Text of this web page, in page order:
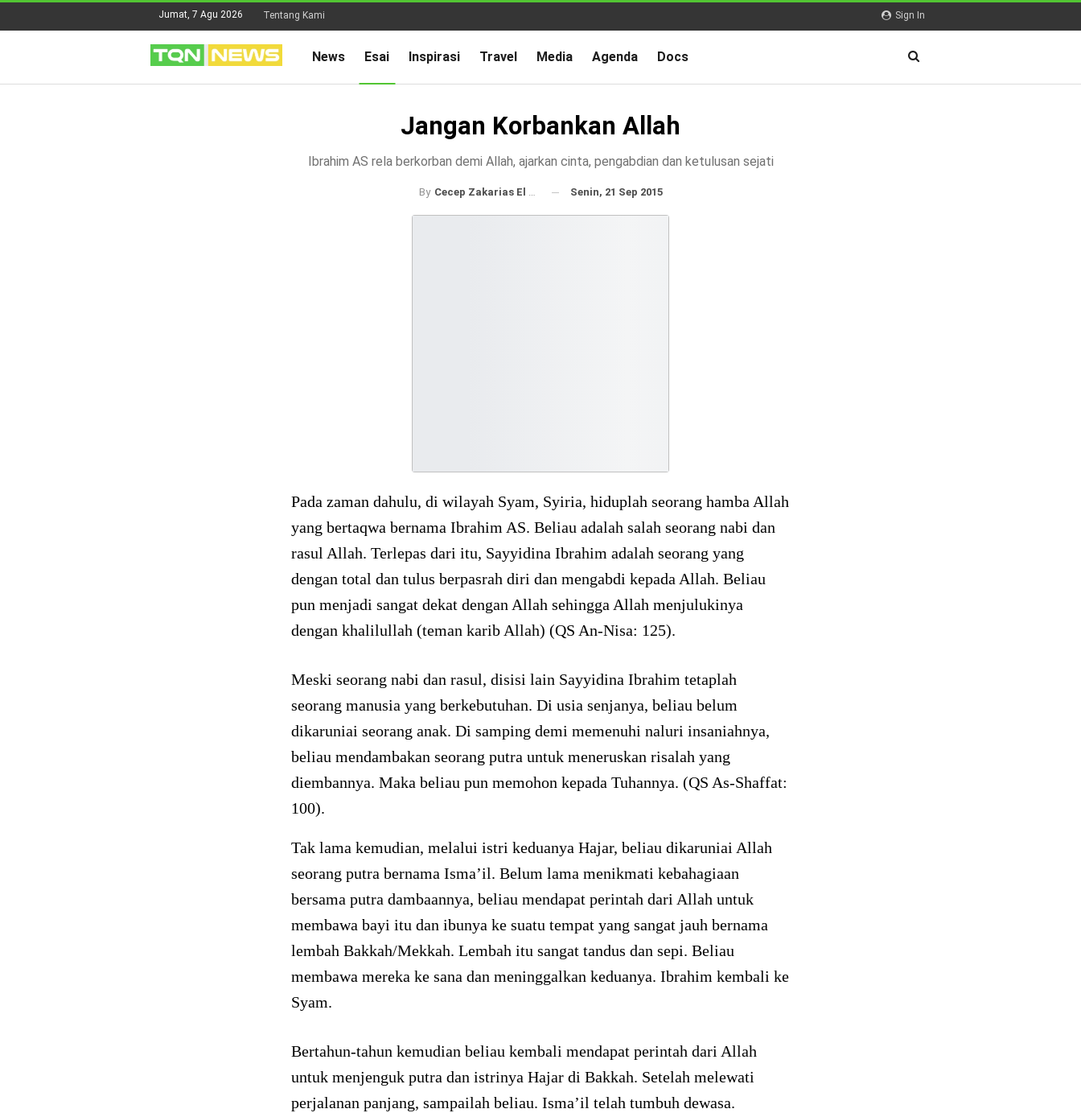
Sign In
Jumat, 7 Agu 2026 Tentang Kami
News Esai Inspirasi Travel Media Agenda Docs
Jangan Korbankan Allah
Ibrahim AS rela berkorban demi Allah, ajarkan cinta, pengabdian dan ketulusan sejati
By Cecep Zakarias El Bilad Senin, 21 Sep 2015
Pada zaman dahulu, di wilayah Syam, Syiria, hiduplah seorang hamba Allah
yang bertaqwa bernama Ibrahim AS. Beliau adalah salah seorang nabi dan
rasul Allah. Terlepas dari itu, Sayyidina Ibrahim adalah seorang yang
dengan total dan tulus berpasrah diri dan mengabdi kepada Allah. Beliau
pun menjadi sangat dekat dengan Allah sehingga Allah menjulukinya
dengan khalilullah (teman karib Allah) (QS An-Nisa: 125).
Meski seorang nabi dan rasul, disisi lain Sayyidina Ibrahim tetaplah
seorang manusia yang berkebutuhan. Di usia senjanya, beliau belum
dikaruniai seorang anak. Di samping demi memenuhi naluri insaniahnya,
beliau mendambakan seorang putra untuk meneruskan risalah yang
diembannya. Maka beliau pun memohon kepada Tuhannya. (QS As-Shaffat:
100).
Tak lama kemudian, melalui istri keduanya Hajar, beliau dikaruniai Allah
seorang putra bernama Isma’il. Belum lama menikmati kebahagiaan
bersama putra dambaannya, beliau mendapat perintah dari Allah untuk
membawa bayi itu dan ibunya ke suatu tempat yang sangat jauh bernama
lembah Bakkah/Mekkah. Lembah itu sangat tandus dan sepi. Beliau
membawa mereka ke sana dan meninggalkan keduanya. Ibrahim kembali ke
Syam.
Bertahun-tahun kemudian beliau kembali mendapat perintah dari Allah
untuk menjenguk putra dan istrinya Hajar di Bakkah. Setelah melewati
perjalanan panjang, sampailah beliau. Isma’il telah tumbuh dewasa.